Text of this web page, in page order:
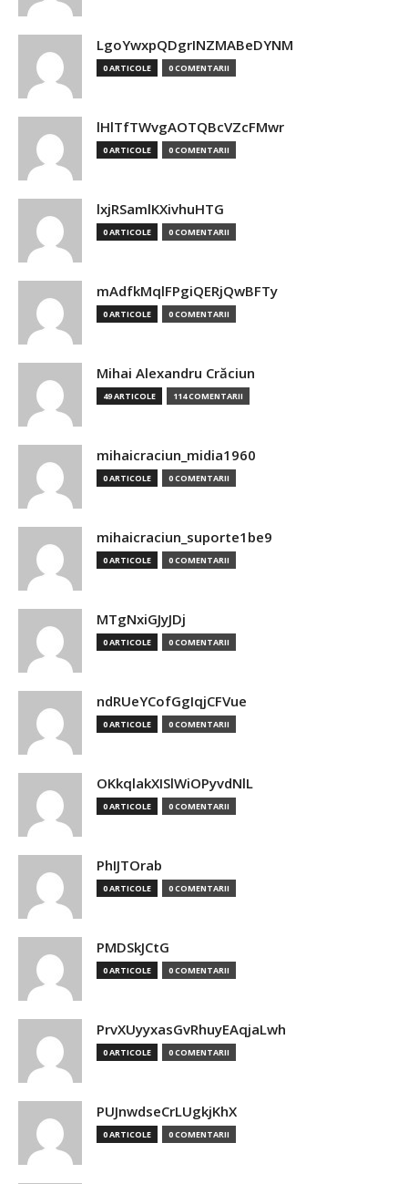
LgoYwxpQDgrINZMABeDYNM
0 ARTICOLE 0 COMENTARII
lHlTfTWvgAOTQBcVZcFMwr
0 ARTICOLE 0 COMENTARII
lxjRSamlKXivhuHTG
0 ARTICOLE 0 COMENTARII
mAdfkMqlFPgiQERjQwBFTy
0 ARTICOLE 0 COMENTARII
Mihai Alexandru Crăciun
49 ARTICOLE 114 COMENTARII
mihaicraciun_midia1960
0 ARTICOLE 0 COMENTARII
mihaicraciun_suporte1be9
0 ARTICOLE 0 COMENTARII
MTgNxiGJyJDj
0 ARTICOLE 0 COMENTARII
ndRUeYCofGgIqjCFVue
0 ARTICOLE 0 COMENTARII
OKkqlakXISlWiOPyvdNlL
0 ARTICOLE 0 COMENTARII
PhIJTOrab
0 ARTICOLE 0 COMENTARII
PMDSkJCtG
0 ARTICOLE 0 COMENTARII
PrvXUyyxasGvRhuyEAqjaLwh
0 ARTICOLE 0 COMENTARII
PUJnwdseCrLUgkjKhX
0 ARTICOLE 0 COMENTARII